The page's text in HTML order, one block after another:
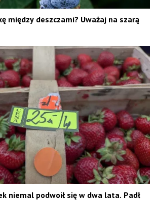
między deszczami? Uważaj na szarą
niemal podwoił się w dwa lata. Padł